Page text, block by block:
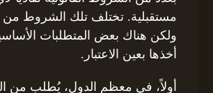
مستقبلية. تختلف تلك الشروط من
ولكن هناك بعض المتطلبات
أخذها بعين الاعتبار.
أولاً، في معظم الدول، يُطلب من